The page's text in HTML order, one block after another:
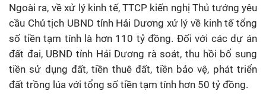
Ngoài ra, về xử lý kinh tế, TTCP kiến nghị Thủ tướng yêu
cầu Chủ tịch UBND tỉnh Hải Dương xử lý về kinh tế tổng
số tiền tạm tính là hơn 110 tỷ đồng. Đối với các dự án
đất đai, UBND tỉnh Hải Dương rà soát, thu hồi bổ sung
tiền sử dụng đất, tiền thuê đất, tiền bảo vệ, phát triển
đất trồng lúa với tổng số tiền tạm tính hơn 50 tỷ đồng.